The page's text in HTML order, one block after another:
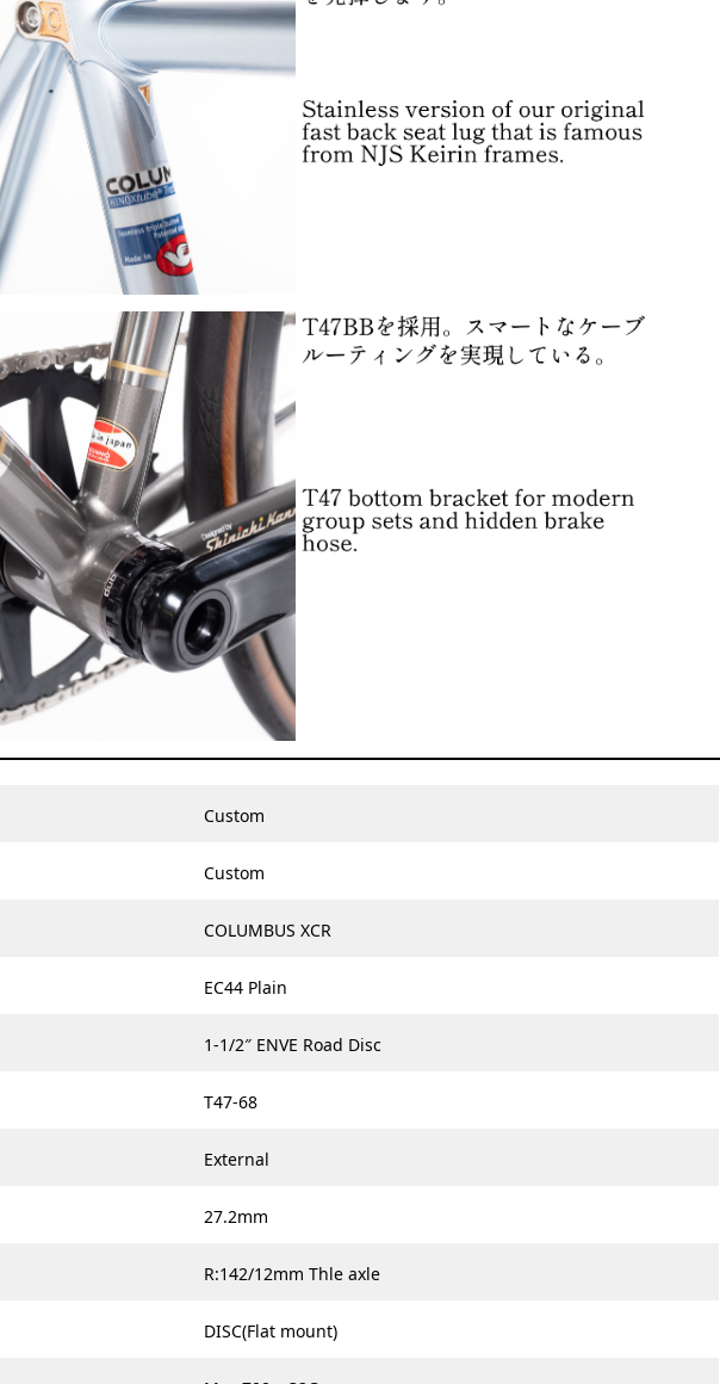
Custom
Custom
COLUMBUS XCR
EC44 Plain
1-1/2″ ENVE Road Disc
T47-68
External
27.2mm
R:142/12mm Thle axle
DISC(Flat mount)